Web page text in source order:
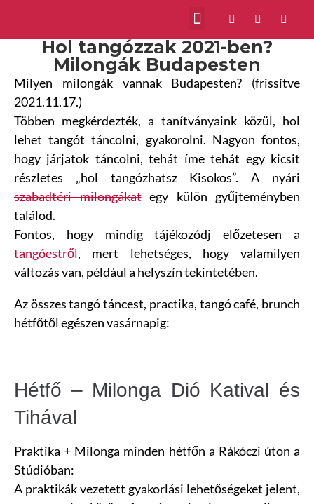
Hol tangózzak 2021-ben?
Milongák Budapesten
Milyen milongák vannak Budapesten? (frissítve
2021.11.17.)
Többen megkérdezték, a tanítványaink közül, hol
lehet tangót táncolni, gyakorolni. Nagyon fontos,
hogy járjatok táncolni, tehát íme tehát egy kicsit
részletes „hol tangózhatsz Kisokos”. A nyári
szabadtéri milongákategy külön gyűjteményben
találod.
Fontos, hogy mindig tájékozódj előzetesen a
tangóestről, mert lehetséges, hogy valamilyen
változás van, például a helyszín tekintetében.
Az összes tangó táncest, practika, tangó café, brunch
hétfőtől egészen vasárnapig:
Hétfő – Milonga Dió Katival és
Tihával
Praktika + Milonga minden hétfőn a Rákóczi úton a
Stúdióban:
A praktikák vezetett gyakorlási lehetőségeket jelent,